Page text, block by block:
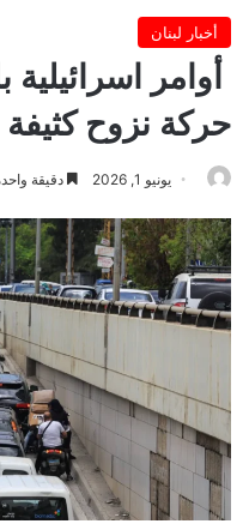
أخبار لبنان
أوامر
حركة نزوح كثيفة
يونيو 1, 2026 دقيقة